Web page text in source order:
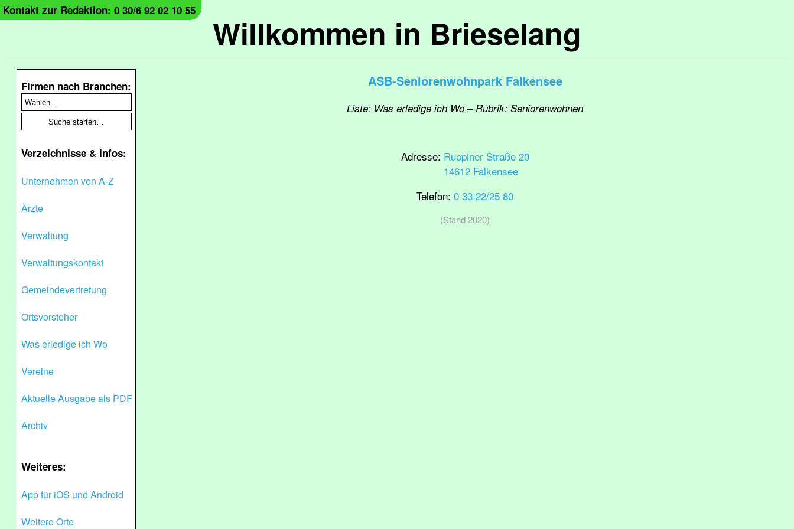
Willkommen in Brieselang
Kontakt zur Redaktion: 0 30/6 92 02 10 55
Firmen nach Branchen:
Verzeichnisse & Infos:
Unternehmen von A-Z
Ärzte
Verwaltung
Verwaltungskontakt
Gemeindevertretung
Ortsvorsteher
Was erledige ich Wo
Vereine
Aktuelle Ausgabe als PDF
Archiv
Weiteres:
App für iOS und Android
Weitere Orte
ASB-Seniorenwohnpark Falkensee
Liste: Was erledige ich Wo – Rubrik: Seniorenwohnen
Adresse: Ruppiner Straße 20
14612 Falkensee
Telefon: 0 33 22/25 80
(Stand 2020)